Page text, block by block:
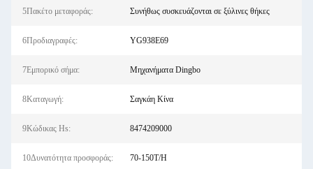
5Πακέτο μεταφοράς: Συνήθως συσκευάζονται σε ξύλινες θήκες
6Προδιαγραφές: YG938E69
7Εμπορικό σήμα: Μηχανήματα Dingbo
8Καταγωγή: Σαγκάη Κίνα
9Κώδικας Hs: 8474209000
10Δυνατότητα προσφοράς: 70-150T/H